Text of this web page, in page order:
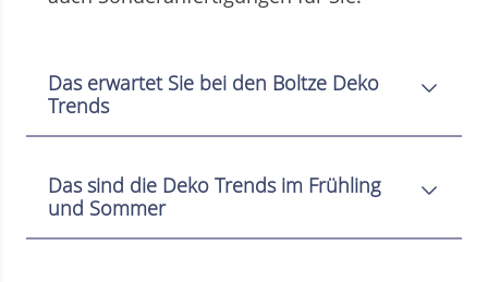
Das erwartet Sie bei den Boltze Deko
Trends
Das sind die Deko Trends im Frühling
und Sommer